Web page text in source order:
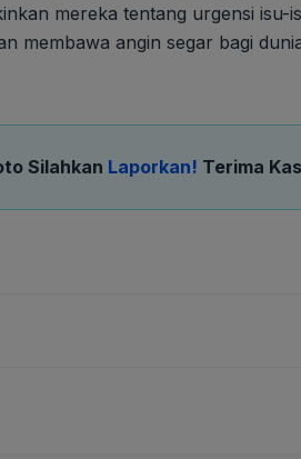
mereka tentang urgensi isu-
membawa angin segar bagi
Silahkan Laporkan! Terima